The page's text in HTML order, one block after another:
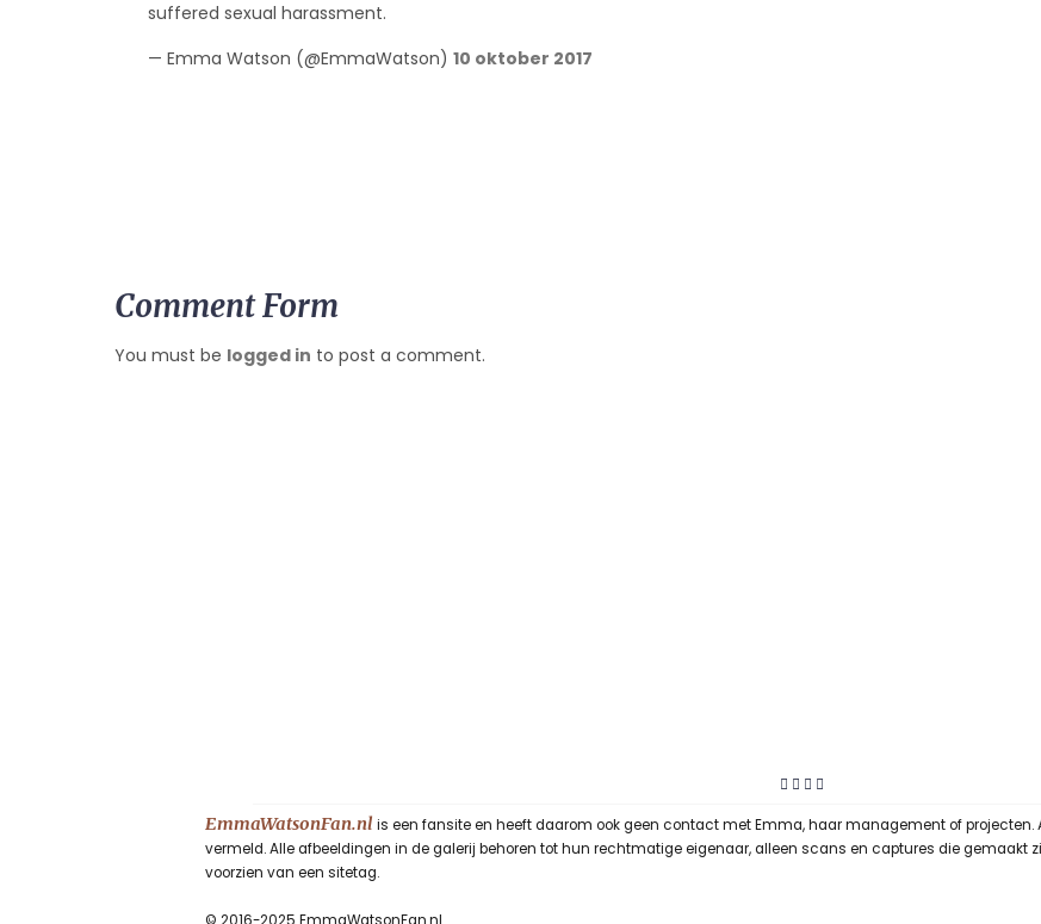
suffered sexual harassment.
— Emma Watson (@EmmaWatson) 10 oktober 2017
Comment Form
You must be logged in to post a comment.
EmmaWatsonFan.nl is een fansite en heeft daarom ook geen contact met Emma, haar management of projecten.
vermeld. Alle afbeeldingen in de galerij behoren tot hun rechtmatige eigenaar, alleen scans en captures die gemaakt
voorzien van een sitetag.
© 2016-2025 EmmaWatsonFan.nl